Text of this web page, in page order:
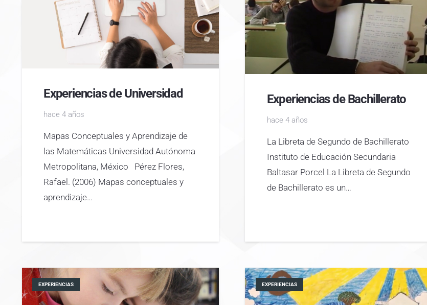
Experiencias de Universidad
hace 4 años
Mapas Conceptuales y Aprendizaje de
las Matemáticas Universidad Autónoma
Metropolitana, México Pérez Flores,
Rafael. (2006) Mapas conceptuales y
aprendizaje…
Experiencias de Bachillerato
hace 4 años
La Libreta de Segundo de Bachillerato
Instituto de Educación Secundaria
Baltasar Porcel La Libreta de Segundo
de Bachillerato es un…
EXPERIENCIAS EXPERIENCIAS